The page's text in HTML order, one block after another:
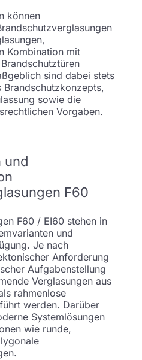
können
Kombination mit
sind dabei stets
sowie die
Vorgaben.
und
F60
F60 / EI60 stehen in
und
Je nach
Anforderung
Aufgabenstellung
Verglasungen aus
rahmenlose
werden. Darüber
Systemlösungen
wie runde,